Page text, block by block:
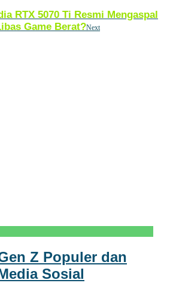
RTX 5070 Ti Resmi Mengaspal
Game Berat?Next
Z Populer dan
Sosial